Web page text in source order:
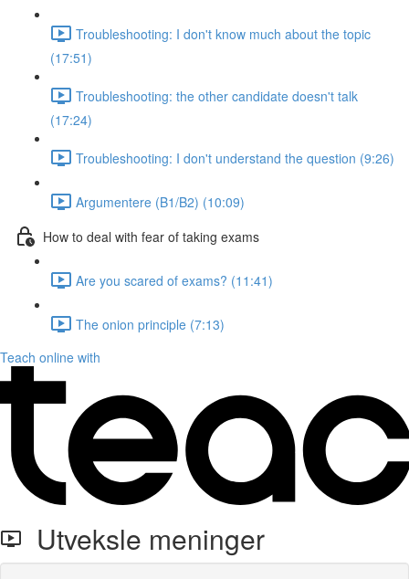
Troubleshooting: I don't know much about the topic
(17:51)
Troubleshooting: the other candidate doesn't talk
(17:24)
Troubleshooting: I don't understand the question (9:26)
Argumentere (B1/B2) (10:09)
How to deal with fear of taking exams
Are you scared of exams? (11:41)
The onion principle (7:13)
Teach online with
Utveksle meninger